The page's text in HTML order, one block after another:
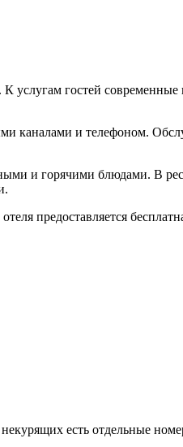
услугам гостей
каналами и телефоном.
и горячими блюдами. В
предоставляется
есть отдельные